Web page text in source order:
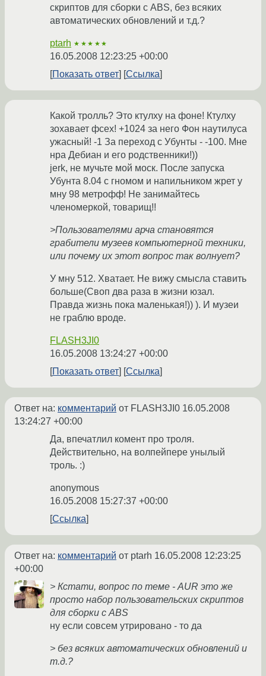
скриптов для сборки с ABS, без всяких
автоматических обновлений и т.д.?
ptarh ★★★★★
16.05.2008 12:23:25 +00:00
Показать ответ
Ссылка
Какой тролль? Это ктулху на фоне! Ктулху
зохавает фсех! +1024 за него Фон наутилуса
ужасный! -1 За переход с Убунты - -100. Мне
нра Дебиан и его родственники!))
jerk, не мучьте мой моск. После запуска
Убунта 8.04 с гномом и напильником жрет у
мну 98 метрофф! Не занимайтесь
членомеркой, товарищ!!
>Пользователями арча становятся
грабители музеев компьютерной техники,
или почему их этот вопрос так волнует?
У мну 512. Хватает. Не вижу смысла ставить
больше(Своп два раза в жизни юзал.
Правда жизнь пока маленькая!)) ). И музеи
не граблю вроде.
FLASH3JI0
16.05.2008 13:24:27 +00:00
Показать ответ
Ссылка
Ответ на: комментарий от FLASH3JI0 16.05.2008
13:24:27 +00:00
Да, впечатлил комент про троля.
Действительно, на волпейпере унылый
троль. :)
anonymous
16.05.2008 15:27:37 +00:00
Ссылка
Ответ на: комментарий от ptarh 16.05.2008 12:23:25
+00:00
> Кстати, вопрос по теме - AUR это же
просто набор пользовательских скриптов
для сборки с ABS
ну если совсем утрировано - то да
> без всяких автоматических обновлений и
т.д.?